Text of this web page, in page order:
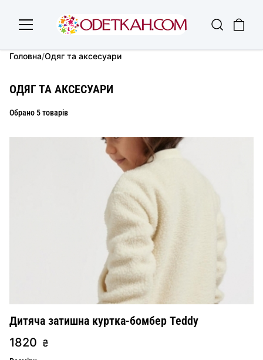
Головна/Одяг та аксесуари
ОДЯГ ТА АКСЕСУАРИ
Обрано 5 товарів
Дитяча затишна куртка-бомбер Teddy
1820 ₴